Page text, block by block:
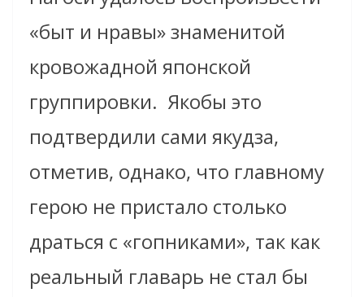
«быт и нравы» знаменитой
кровожадной японской
группировки. Якобы это
подтвердили сами якудза,
отметив, однако, что главному
герою не пристало столько
драться с «гопниками», так как
реальный главарь не стал бы